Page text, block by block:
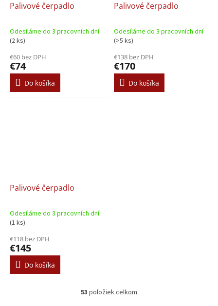
Palivové čerpadlo
Odesíláme do 3 pracovních dní
(2 ks)
€60 bez DPH
€74
Do košíka
Palivové čerpadlo
Odesíláme do 3 pracovních dní
(>5 ks)
€138 bez DPH
€170
Do košíka
Palivové čerpadlo
Odesíláme do 3 pracovních dní
(1 ks)
€118 bez DPH
€145
Do košíka
O
53 položiek celkom